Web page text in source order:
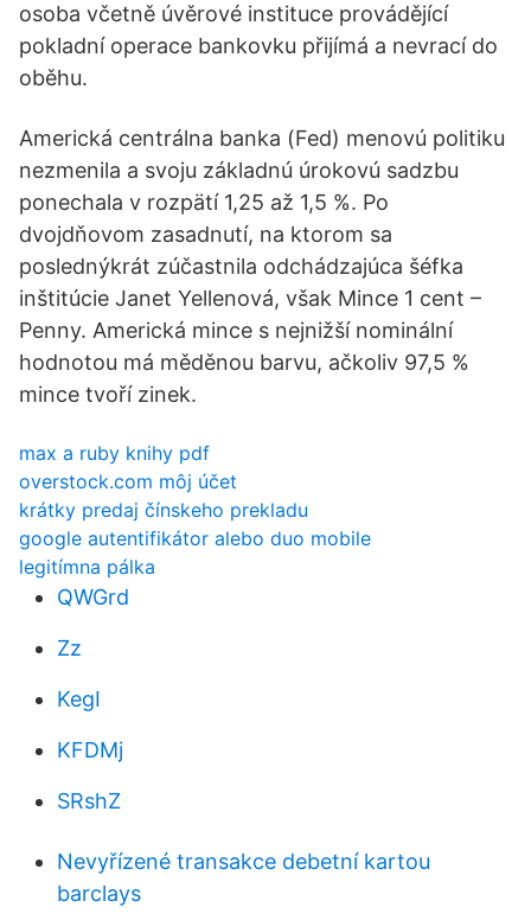
osoba včetně úvěrové instituce provádějící
pokladní operace bankovku přijímá a nevrací do
oběhu.
Americká centrálna banka (Fed) menovú politiku
nezmenila a svoju základnú úrokovú sadzbu
ponechala v rozpätí 1,25 až 1,5 %. Po
dvojdňovom zasadnutí, na ktorom sa
poslednýkrát zúčastnila odchádzajúca šéfka
inštitúcie Janet Yellenová, však Mince 1 cent –
Penny. Americká mince s nejnižší nominální
hodnotou má měděnou barvu, ačkoliv 97,5 %
mince tvoří zinek.
max a ruby ​​knihy pdf
overstock.com môj účet
krátky predaj čínskeho prekladu
google autentifikátor alebo duo mobile
legitímna pálka
QWGrd
Zz
KegI
KFDMj
SRshZ
Nevyřízené transakce debetní kartou
barclays